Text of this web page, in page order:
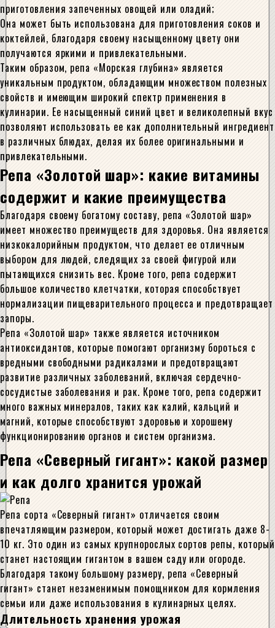
приготовления запеченных овощей или оладий;
Она может быть использована для приготовления соков и
коктейлей, благодаря своему насыщенному цвету они
получаются яркими и привлекательными.
Таким образом, репа «Морская глубина» является
уникальным продуктом, обладающим множеством полезных
свойств и имеющим широкий спектр применения в
кулинарии. Ее насыщенный синий цвет и великолепный вкус
позволяют использовать ее как дополнительный ингредиент
в различных блюдах, делая их более оригинальными и
привлекательными.
Репа «Золотой шар»: какие витамины
содержит и какие преимущества
Благодаря своему богатому составу, репа «Золотой шар»
имеет множество преимуществ для здоровья. Она является
низкокалорийным продуктом, что делает ее отличным
выбором для людей, следящих за своей фигурой или
пытающихся снизить вес. Кроме того, репа содержит
большое количество клетчатки, которая способствует
нормализации пищеварительного процесса и предотвращает
запоры.
Репа «Золотой шар» также является источником
антиоксидантов, которые помогают организму бороться с
вредными свободными радикалами и предотвращают
развитие различных заболеваний, включая сердечно-
сосудистые заболевания и рак. Кроме того, репа содержит
много важных минералов, таких как калий, кальций и
магний, которые способствуют здоровью и хорошему
функционированию органов и систем организма.
Репа «Северный гигант»: какой размер
и как долго хранится урожай
Репа сорта «Северный гигант» отличается своим
впечатляющим размером, который может достигать даже 8-
10 кг. Это один из самых крупнорослых сортов репы, который
станет настоящим гигантом в вашем саду или огороде.
Благодаря такому большому размеру, репа «Северный
гигант» станет незаменимым помощником для кормления
семьи или даже использования в кулинарных целях.
Длительность хранения урожая